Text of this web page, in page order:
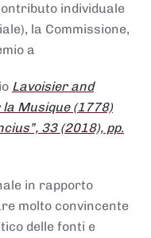
individuale
la Commissione,
a
Lavoisier and
Musique (1778)
33 (2018), pp.
in rapporto
molto convincente
delle fonti e